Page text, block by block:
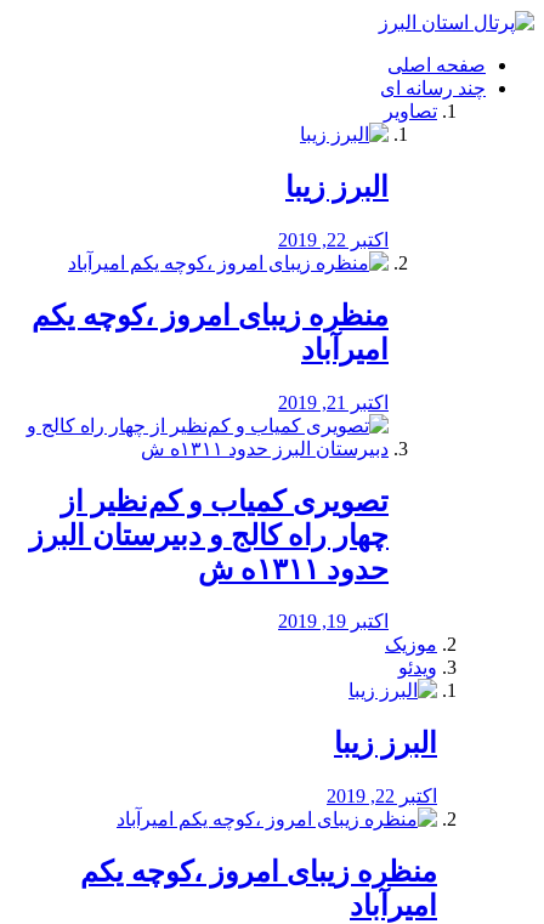
فصد
شرق
تهران
خشکشویی
صفحه اصلی
چند رسانه ای
تصاویر
البرز زیبا
اکتبر 22, 2019
منظره‌‌ زیبای امروز ،کوچه یکم
امیرآباد
اکتبر 21, 2019
️تصویری کمیاب و کم‌نظیر از
چهار راه كالج و دبيرستان البرز
حدود ۱۳۱۱ه ش
اکتبر 19, 2019
موزیک
ویدئو
البرز زیبا
اکتبر 22, 2019
منظره‌‌ زیبای امروز ،کوچه یکم
امیرآباد